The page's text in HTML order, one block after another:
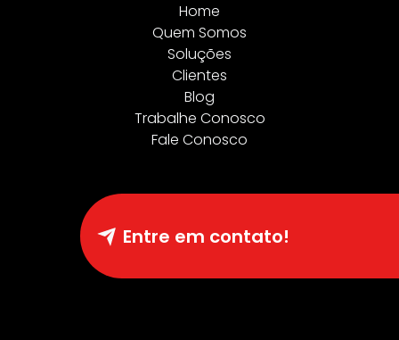
Home
Quem Somos
Soluções
Clientes
Blog
Trabalhe Conosco
Fale Conosco
Entre em contato!